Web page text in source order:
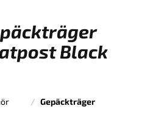
Black
Gepäckträger